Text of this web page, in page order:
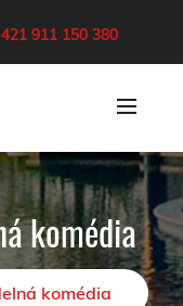
911 150 380
komédia
komédia